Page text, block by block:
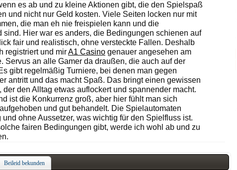
es ab und zu kleine Aktionen gibt, die den Spielspaß
und nicht nur Geld kosten. Viele Seiten locken nur mit
die man eh nie freispielen kann und die
sind. Hier war es anders, die Bedingungen schienen auf
fair und realistisch, ohne versteckte Fallen. Deshalb
registriert und mirA1 Casino genauer angesehen am
Servus an alle Gamer da draußen, die auch auf der
gibt regelmäßig Turniere, bei denen man gegen
antritt und das macht Spaß. Das bringt einen gewissen
der den Alltag etwas auflockert und spannender macht.
ist die Konkurrenz groß, aber hier fühlt man sich
und gut behandelt. Die Spielautomaten
und ohne Aussetzer, was wichtig für den Spielfluss ist.
fairen Bedingungen gibt, werde ich wohl ab und zu
Beileid bekunden